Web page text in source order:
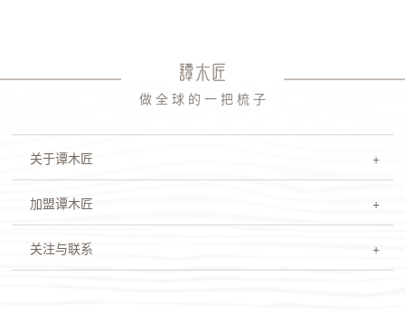
做 全 球 的 一 把 梳 子
关于谭木匠
加盟谭木匠
关注与联系